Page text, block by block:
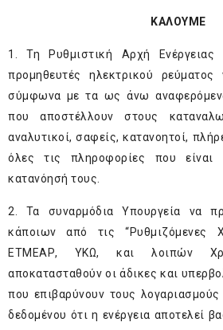
ΚΑΛΟΥΜΕ
1. Τη Ρυθμιστική Αρχή
προμηθευτές ηλεκτρικού
σύμφωνα με τα ως άνω
που αποστέλλουν στους
αναλυτικοί, σαφείς, κατανοητοί,
όλες τις πληροφορίες που είναι
κατανόησή τους.
2. Τα συναρμόδια Υπουργεία να
κάποιων από τις “Ρυθμιζόμενες
ΕΤΜΕΑΡ, ΥΚΩ, και λοιπών
αποκατασταθούν οι άδικες και
που επιβαρύνουν τους
δεδομένου ότι η ενέργεια αποτελεί